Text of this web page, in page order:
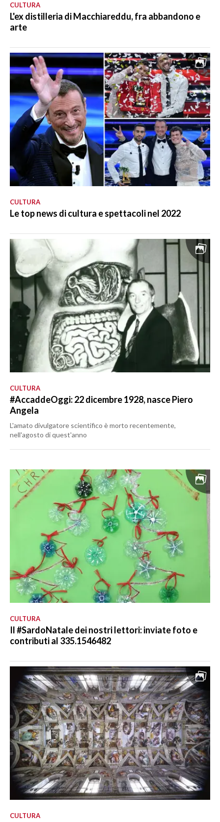
CULTURA
L'ex distilleria di Macchiareddu, fra abbandono e
arte
CULTURA
Le top news di cultura e spettacoli nel 2022
CULTURA
#AccaddeOggi: 22 dicembre 1928, nasce Piero
Angela
L'amato divulgatore scientifico è morto recentemente,
nell'agosto di quest'anno
CULTURA
Il #SardoNatale dei nostri lettori: inviate foto e
contributi al 335.1546482
CULTURA